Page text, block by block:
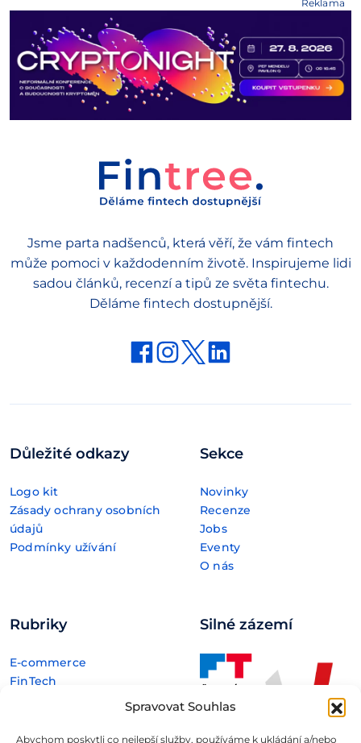
Spravovat Souhlas
Abychom poskytli co nejlepší služby, používáme k ukládání a/nebo
Reklama
Jsme parta nadšenců, která věří, že vám fintech
může pomoci v každodenním životě. Inspirujeme lidi
sadou článků, recenzí a tipů ze světa fintechu.
Děláme fintech dostupnější.
Důležité odkazy
Logo kit
Zásady ochrany osobních
údajů
Podmínky užívání
Sekce
Novinky
Recenze
Jobs
Eventy
O nás
Rubriky
E-commerce
FinTech
Technologie
Silné zázemí